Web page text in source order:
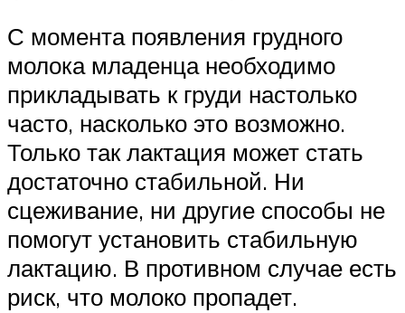
С момента появления грудного
молока младенца необходимо
прикладывать к груди настолько
часто, насколько это возможно.
Только так лактация может стать
достаточно стабильной. Ни
сцеживание, ни другие способы не
помогут установить стабильную
лактацию. В противном случае есть
риск, что молоко пропадет.